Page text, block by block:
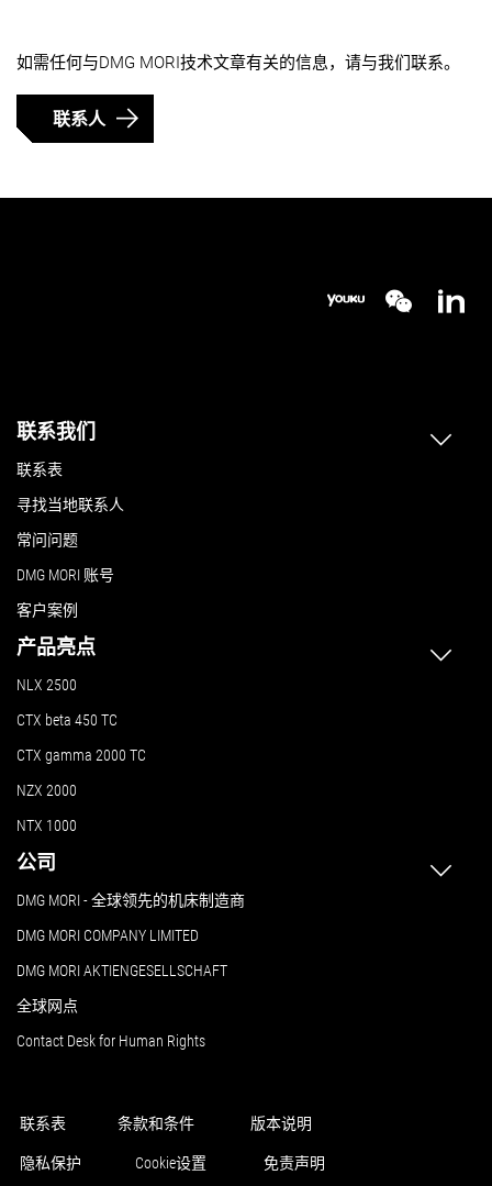
如需任何与DMG MORI技术文章有关的信息，请与我们联系。
联系人
联系我们
联系表
寻找当地联系人
常问问题
DMG MORI 账号
客户案例
产品亮点
NLX 2500
CTX beta 450 TC
CTX gamma 2000 TC
NZX 2000
NTX 1000
公司
DMG MORI - 全球领先的机床制造商
DMG MORI COMPANY LIMITED
DMG MORI AKTIENGESELLSCHAFT
全球网点
Contact Desk for Human Rights
联系表 条款和条件 版本说明
隐私保护 Cookie设置 免责声明